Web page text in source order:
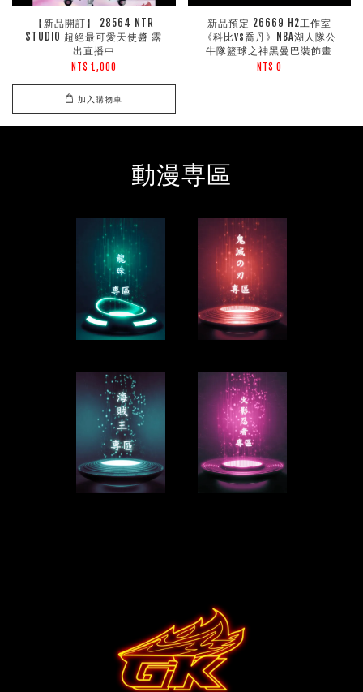
【新品開訂】 28564 NTR
STUDIO 超絕最可愛天使醬 露
出直播中
NT$ 1,000
加入購物車
新品預定 26669 H2工作室
《科比vs喬丹》NBA湖人隊公
牛隊籃球之神黑曼巴裝飾畫
NT$ 0
動漫専區